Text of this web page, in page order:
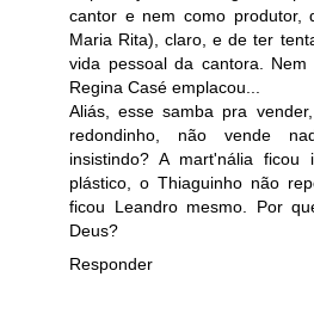
cantor e nem como produtor,
Maria Rita), claro, e de ter
vida pessoal da cantora.
Regina Casé emplacou...
Aliás, esse samba pra
redondinho, não vende
insistindo? A mart'nália
plástico, o Thiaguinho não
ficou Leandro mesmo. Por
Deus?
Responder